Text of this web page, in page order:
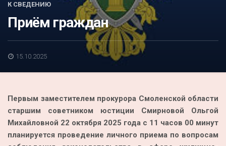
Конкурс
Люди родного края
Национальные проекты
Перепись — 2020
К СВЕДЕНИЮ
Приём граждан
15.10.2025
Первым заместителем прокурора Смоленской области
старшим советником юстиции Смирновой Ольгой
Михайловной 22 октября 2025 года с 11 часов 00 минут
планируется проведение личного приема по вопросам